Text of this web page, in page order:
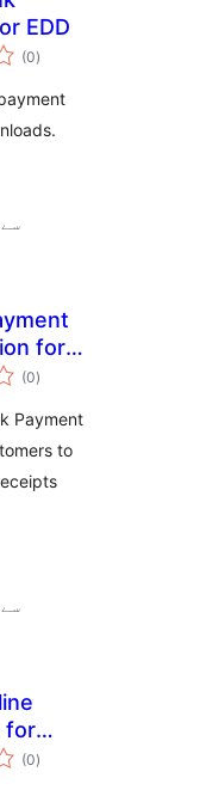
EDD
(0مجموعی
درجہ
)
10
for
(0مجموعی
درجہ
)
Payment
to
10
for
(0مجموعی
درجہ
)